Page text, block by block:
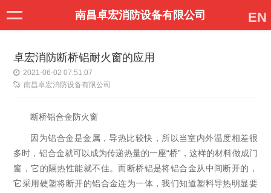
南昌卓宏消防设备有限公司 EN
卓宏消防断桥铝耐火窗的应用
2021-06-02 07:51:07
南昌卓宏消防设备有限公司
断桥铝合金防火窗
因为铝合金是金属，导热比较快，所以当室内外温度相差很
多时，铝合金就可以成为传递热量的一座“桥”，这样的材料做成门
窗，它的隔热性能就不佳。而断桥铝是将铝合金从中间断开的，
它采用硬塑将断开的铝合金连为一体，我们知道塑料导热明显要